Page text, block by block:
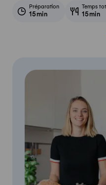
Préparation
15min
Temps
15min